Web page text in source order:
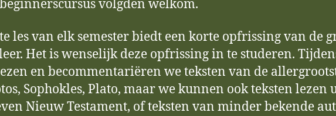
volgden welkom.
les van elk semester biedt een korte opfrissing van de
Het is wenselijk deze opfrissing in te studeren.
en becommentariëren we teksten van de
Sophokles, Plato, maar we kunnen ook teksten lezen
Nieuw Testament, of teksten van minder bekende